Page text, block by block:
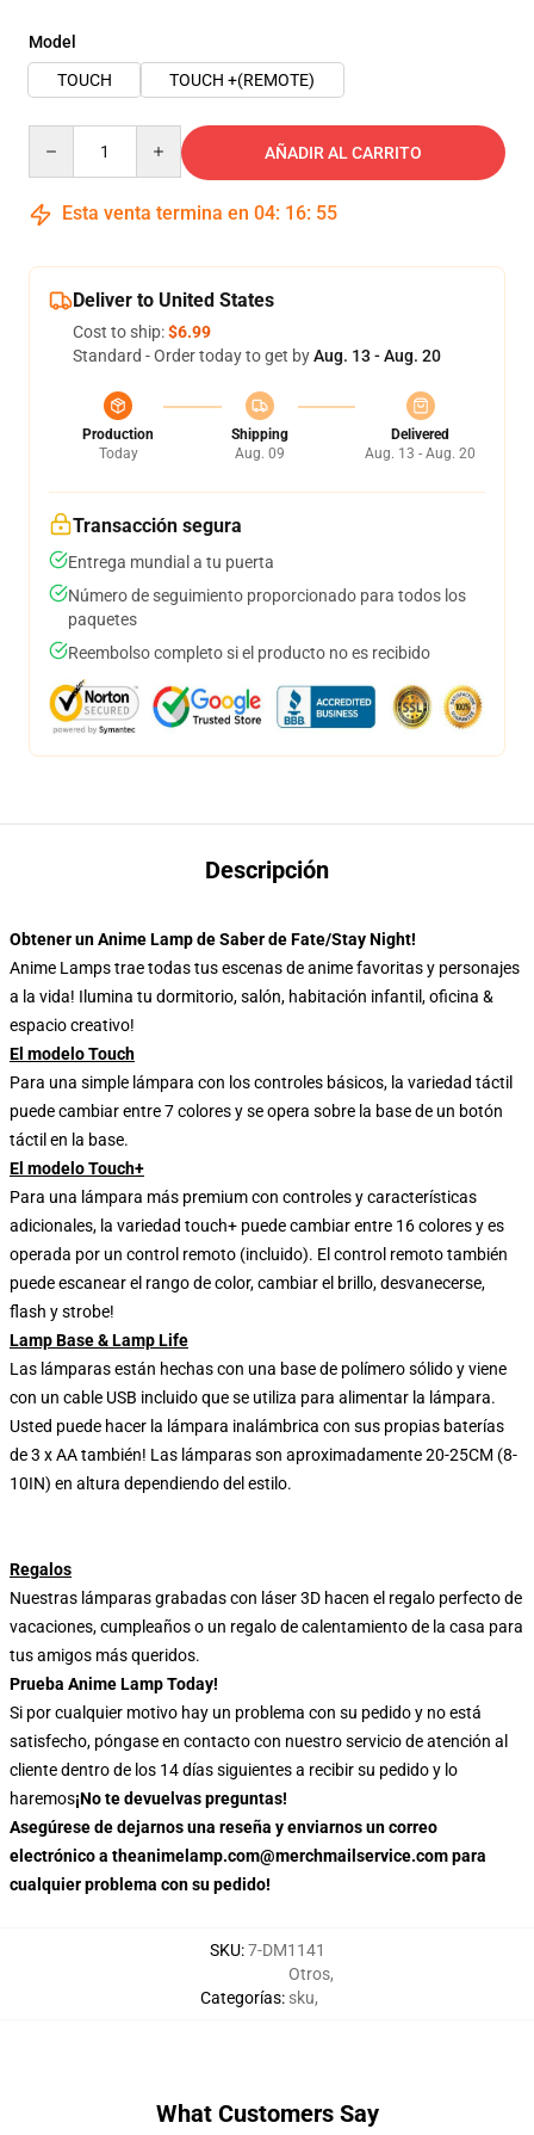
Model
TOUCH
TOUCH +(REMOTE)
AÑADIR AL CARRITO
Esta venta termina en 04: 16: 54
Deliver to United States
Cost to ship:$6.99
Standard - Order today to get byAug. 13 - Aug. 20
Production
Today
Shipping
Aug. 09
Delivered
Aug. 13 - Aug. 20
Transacción segura
Entrega mundial a tu puerta
Número de seguimiento proporcionado para todos los
paquetes
Reembolso completo si el producto no es recibido
Descripción
Obtener un Anime Lamp de Saber de Fate/Stay Night!
Anime Lamps trae todas tus escenas de anime favoritas y personajes
a la vida! Ilumina tu dormitorio, salón, habitación infantil, oficina &
espacio creativo!
El modelo Touch
Para una simple lámpara con los controles básicos, la variedad táctil
puede cambiar entre 7 colores y se opera sobre la base de un botón
táctil en la base.
El modelo Touch+
Para una lámpara más premium con controles y características
adicionales, la variedad touch+ puede cambiar entre 16 colores y es
operada por un control remoto (incluido). El control remoto también
puede escanear el rango de color, cambiar el brillo, desvanecerse,
flash y strobe!
Lamp Base & Lamp Life
Las lámparas están hechas con una base de polímero sólido y viene
con un cable USB incluido que se utiliza para alimentar la lámpara.
Usted puede hacer la lámpara inalámbrica con sus propias baterías
de 3 x AA también! Las lámparas son aproximadamente 20-25CM (8-
10IN) en altura dependiendo del estilo.
Regalos
Nuestras lámparas grabadas con láser 3D hacen el regalo perfecto de
vacaciones, cumpleaños o un regalo de calentamiento de la casa para
tus amigos más queridos.
Prueba Anime Lamp Today!
Si por cualquier motivo hay un problema con su pedido y no está
satisfecho, póngase en contacto con nuestro servicio de atención al
cliente dentro de los 14 días siguientes a recibir su pedido y lo
haremos¡No te devuelvas preguntas!
Asegúrese de dejarnos una reseña y enviarnos un correo
electrónico a theanimelamp.com@merchmailservice.com para
cualquier problema con su pedido!
SKU:7-DM1141
Categorías:
Otros,
sku,
What Customers Say